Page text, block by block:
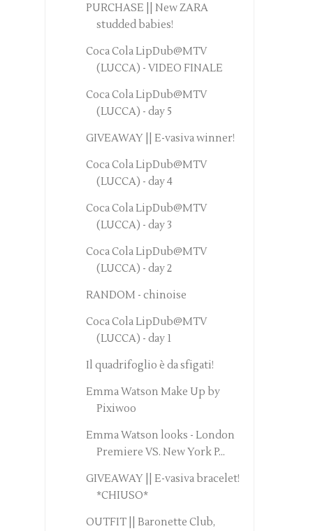
PURCHASE || New ZARA
studded babies!
Coca Cola LipDub@MTV
(LUCCA) - VIDEO FINALE
Coca Cola LipDub@MTV
(LUCCA) - day 5
GIVEAWAY || E-vasiva winner!
Coca Cola LipDub@MTV
(LUCCA) - day 4
Coca Cola LipDub@MTV
(LUCCA) - day 3
Coca Cola LipDub@MTV
(LUCCA) - day 2
RANDOM - chinoise
Coca Cola LipDub@MTV
(LUCCA) - day 1
Il quadrifoglio è da sfigati!
Emma Watson Make Up by
Pixiwoo
Emma Watson looks - London
Premiere VS. New York P...
GIVEAWAY || E-vasiva bracelet!
*CHIUSO*
OUTFIT || Baronette Club,